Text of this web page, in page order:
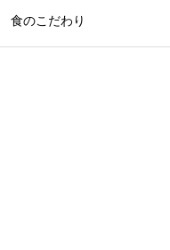
食のこだわり